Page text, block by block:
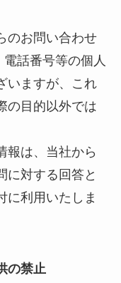
のお問い合わせ
話番号等の個人
いますが、これ
の目的以外では
報は、当社から
に対する回答と
に利用いたしま
の禁止